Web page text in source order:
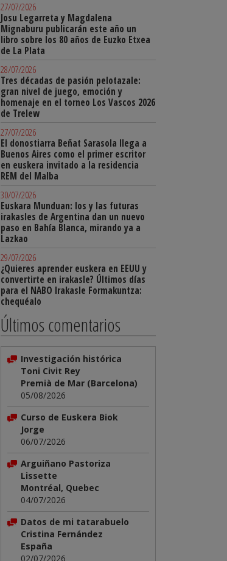
27/07/2026
Josu Legarreta y Magdalena
Mignaburu publicarán este año un
libro sobre los 80 años de Euzko Etxea
de La Plata
28/07/2026
Tres décadas de pasión pelotazale:
gran nivel de juego, emoción y
homenaje en el torneo Los Vascos 2026
de Trelew
27/07/2026
El donostiarra Beñat Sarasola llega a
Buenos Aires como el primer escritor
en euskera invitado a la residencia
REM del Malba
30/07/2026
Euskara Munduan: los y las futuras
irakasles de Argentina dan un nuevo
paso en Bahía Blanca, mirando ya a
Lazkao
29/07/2026
¿Quieres aprender euskera en EEUU y
convertirte en irakasle? Últimos días
para el NABO Irakasle Formakuntza:
chequéalo
Últimos comentarios
Investigación histórica
Toni Civit Rey
Premià de Mar (Barcelona)
05/08/2026
Curso de Euskera Biok
Jorge
06/07/2026
Arguiñano Pastoriza
Lissette
Montréal, Quebec
04/07/2026
Datos de mi tatarabuelo
Cristina Fernández
España
02/07/2026